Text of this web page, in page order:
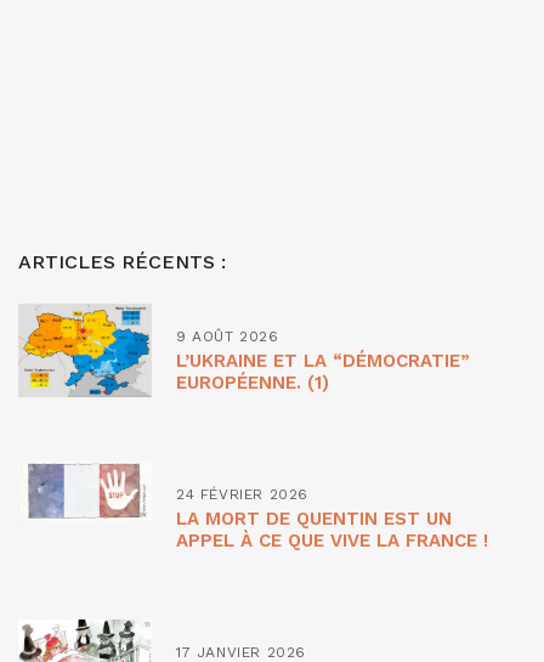
ARTICLES RÉCENTS :
9 AOÛT 2026
L’UKRAINE ET LA “DÉMOCRATIE”
EUROPÉENNE. (1)
24 FÉVRIER 2026
LA MORT DE QUENTIN EST UN
APPEL À CE QUE VIVE LA FRANCE !
17 JANVIER 2026